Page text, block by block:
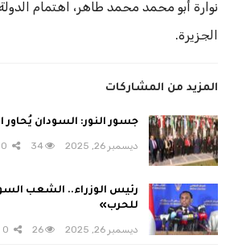
نوارة أبو محمد محمد طاهر، اهتمام
الجزيرة.
المزيد من المشاركات
جسور النور: السودان يُحاور
ديسمبر 26, 2025 34
رئيس الوزراء.. الشعب
للحرب»
ديسمبر 26, 2025 26